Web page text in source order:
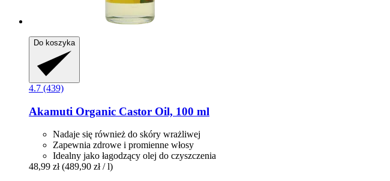
Do koszyka
4.7 (439)
Akamuti Organic Castor Oil, 100 ml
Nadaje się również do skóry wrażliwej
Zapewnia zdrowe i promienne włosy
Idealny jako łagodzący olej do czyszczenia
48,99 zł (489,90 zł / l)